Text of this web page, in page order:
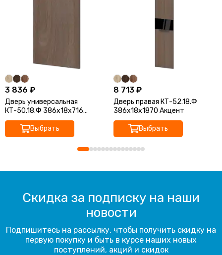
3 836 ₽
Дверь универсальная
КТ-50.18.Ф 386x18x716
Акцент
Выбрать
8 713 ₽
Дверь правая КТ-52.18.Ф
386x18x1870 Акцент
Выбрать
Скидка за подписку на наши
новости
Подпишитесь на рассылку, чтобы получить скидку на
первую покупку и быть в курсе наших новых
поступлений, акций и скидок